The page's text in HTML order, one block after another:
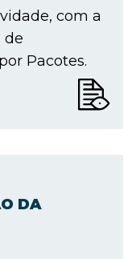
com a
de
Pacotes.
DA